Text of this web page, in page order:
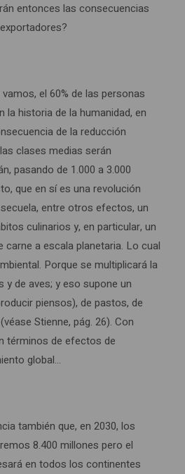
entonces las consecuencias
el 60% de las personas
la historia de la humanidad, en
de la reducción
clases medias serán
pasando de 1.000 a 3.000
que en sí es una revolución
entre otros efectos, un
culinarios y, en particular, un
a escala planetaria. Lo cual
Porque se multiplicará la
y de aves; y eso supone un
piensos), de pastos, de
Stienne, pág. 26). Con
términos de efectos de
global…
también que, en 2030, los
8.400 millones pero el
en todos los continentes